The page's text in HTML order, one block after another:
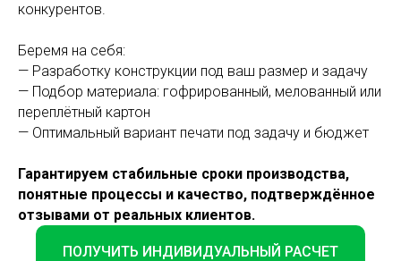
конкурентов.
Беремя на себя:
— Разработку конструкции под ваш размер и задачу
— Подбор материала: гофрированный, мелованный или
переплётный картон
— Оптимальный вариант печати под задачу и бюджет
Гарантируем стабильные сроки производства,
понятные процессы и качество, подтверждённое
отзывами от реальных клиентов.
ПОЛУЧИТЬ ИНДИВИДУАЛЬНЫЙ РАСЧЕТ